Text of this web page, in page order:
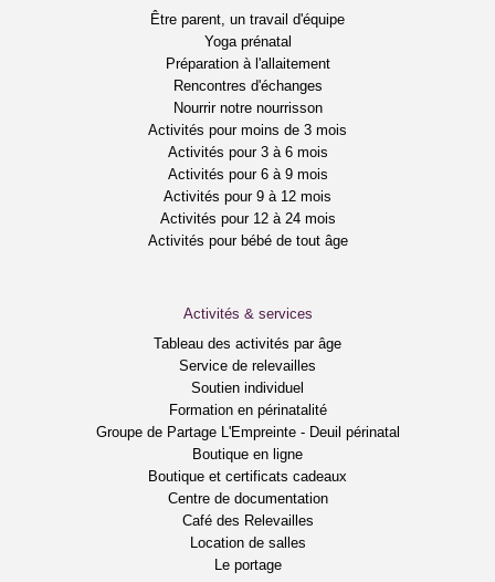
Être parent, un travail d'équipe
Yoga prénatal
Préparation à l'allaitement
Rencontres d'échanges
Nourrir notre nourrisson
Activités pour moins de 3 mois
Activités pour 3 à 6 mois
Activités pour 6 à 9 mois
Activités pour 9 à 12 mois
Activités pour 12 à 24 mois
Activités pour bébé de tout âge
Activités & services
Tableau des activités par âge
Service de relevailles
Soutien individuel
Formation en périnatalité
Groupe de Partage L'Empreinte - Deuil périnatal
Boutique en ligne
Boutique et certificats cadeaux
Centre de documentation
Café des Relevailles
Location de salles
Le portage